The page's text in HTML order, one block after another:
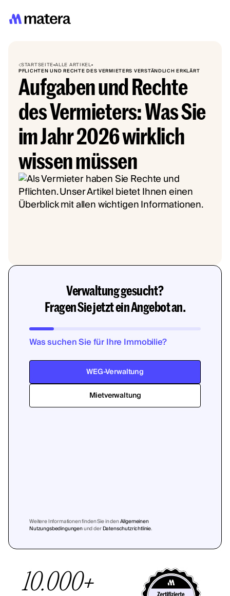
STARTSEITEALLE ARTIKEL
PFLICHTEN UND RECHTE DES VERMIETERS VERSTÄNDLICH ERKLÄRT
Aufgaben und Rechte
des Vermieters: Was Sie
im Jahr 2026 wirklich
wissen müssen
Verwaltung gesucht?
Fragen Sie jetzt ein Angebot an.
Was suchen Sie für Ihre Immobilie?
WEG-Verwaltung
Mietverwaltung
Weitere Informationen finden Sie in denAllgemeinen
Nutzungsbedingungenund derDatenschutzrichtlinie.
10.000+